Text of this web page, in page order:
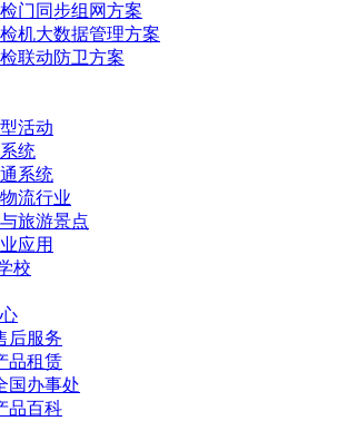
门同步组网方案
机大数据管理方案
联动防卫方案
活动
统
系统
流行业
旅游景点
应用
校
后服务
品租赁
国办事处
品百科